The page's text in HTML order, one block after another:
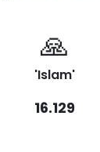
🙏
'Islam'
16.129